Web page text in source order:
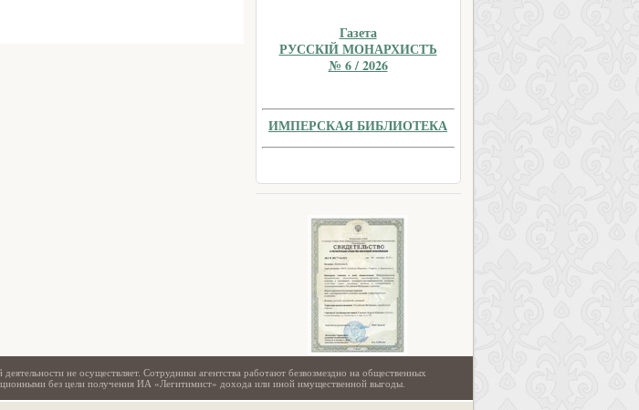
Газета
РУССКIЙ МОНАРХИСТЪ
№ 6 / 2026
ИМПЕРСКАЯ БИБЛИОТЕКА
не осуществляет. Сотрудники агентства работают безвозмездно на общественных
без цели получения ИА «Легитимист» дохода или иной имущественной выгоды.